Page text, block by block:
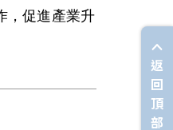
，促進產業升
返
回
頂
部